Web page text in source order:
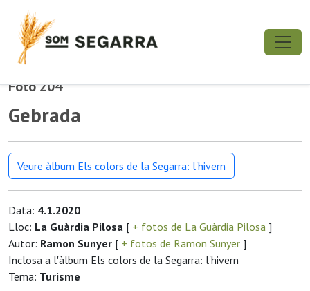
Foto 204
Gebrada
Veure àlbum Els colors de la Segarra: l'hivern
Data: 4.1.2020
Lloc: La Guàrdia Pilosa [ + fotos de La Guàrdia Pilosa ]
Autor: Ramon Sunyer [ + fotos de Ramon Sunyer ]
Inclosa a l'àlbum Els colors de la Segarra: l'hivern
Tema: Turisme